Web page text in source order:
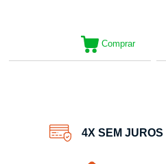
Comprar
4X SEM JUROS